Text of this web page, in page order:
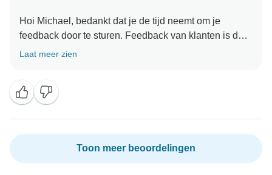
Hoi Michael, bedankt dat je de tijd neemt om je
feedback door te sturen. Feedback van klanten is de
beste manier om ervoor te zorgen dat we ons
Laat meer zien
Toon meer beoordelingen